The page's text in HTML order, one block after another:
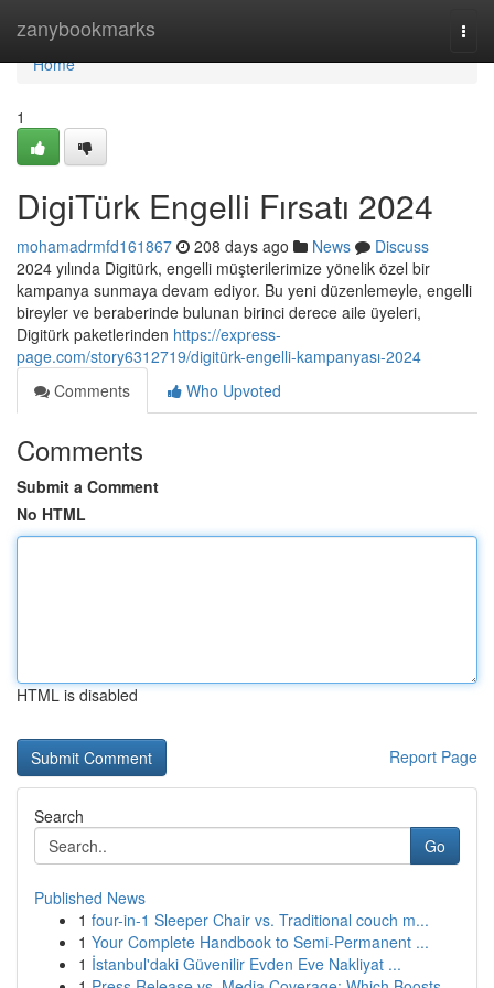
zanybookmarks
Home
Home
1
DigiTürk Engelli Fırsatı 2024
mohamadrmfd161867 208 days ago News
Discuss
2024 yılında Digitürk, engelli müşterilerimize yönelik özel bir
kampanya sunmaya devam ediyor. Bu yeni düzenlemeyle, engelli
bireyler ve beraberinde bulunan birinci derece aile üyeleri,
Digitürk paketlerinden https://express-
page.com/story6312719/digitürk-engelli-kampanyası-2024
Comments
Who Upvoted
Comments
Submit a Comment
No HTML
HTML is disabled
Report Page
Search
Go
Published News
1 four-in-1 Sleeper Chair vs. Traditional couch m...
1 Your Complete Handbook to Semi-Permanent ...
1 İstanbul'daki Güvenilir Evden Eve Nakliyat ...